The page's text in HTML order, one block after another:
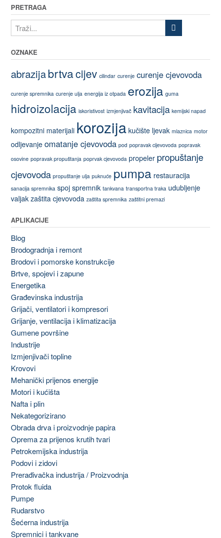
PRETRAGA
OZNAKE
abrazijabrtvacijev cilindar curenje curenje cjevovoda
curenje spremnika curenje ulja energija iz otpada erozija guma
hidroizolacija iskoristivost izmjenjivač kavitacija kemijski napad
kompozitni materijali korozija kučište ljevak mlaznica motor
odljevanje omatanje cjevovoda pod popravak cijevovoda popravak
osovine popravak propuštanja poprvak cjevovoda propeler propuštanje
cjevovoda propuštanje ulja puknuće pumpa restauracija
sanacija spremnika spoj spremnik tankvana transportna traka udubljenje
valjak zaštita cjevovoda zaštita spremnika zaštitni premazi
APLIKACIJE
Blog
Brodogradnja i remont
Brodovi i pomorske konstrukcije
Brtve, spojevi i zapune
Energetika
Građevinska industrija
Grijači, ventilatori i kompresori
Grijanje, ventilacija i klimatizacija
Gumene površine
Industrije
Izmjenjivači topline
Krovovi
Mehanički prijenos energije
Motori i kućišta
Nafta i plin
Nekategorizirano
Obrada drva i proizvodnje papira
Oprema za prijenos krutih tvari
Petrokemijska industrija
Podovi i zidovi
Prerađivačka industrija / Proizvodnja
Protok fluida
Pumpe
Rudarstvo
Šećerna industrija
Spremnici i tankvane